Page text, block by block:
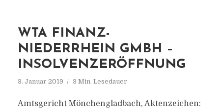
WTA FINANZ-
NIEDERRHEIN GMBH –
INSOLVENZERÖFFNUNG
3. Januar 2019 3 Min. Lesedauer
Amtsgericht Mönchengladbach, Aktenzeichen: